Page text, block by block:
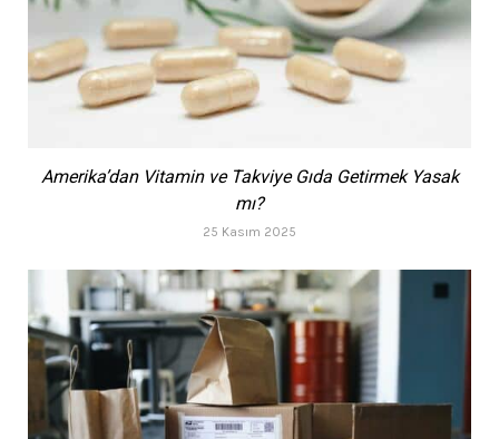
Amerika’dan Vitamin ve Takviye Gıda Getirmek Yasak
mı?
25 Kasım 2025